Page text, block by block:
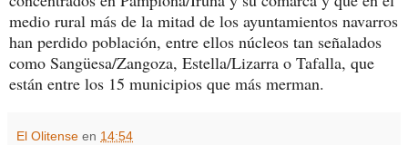
medio rural más de la mitad de los ayuntamientos navarros
han perdido población, entre ellos núcleos tan señalados
como Sangüesa/Zangoza, Estella/Lizarra o Tafalla, que
están entre los 15 municipios que más merman.
El Olitense en 14:54